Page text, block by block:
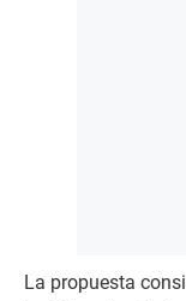
La propuesta